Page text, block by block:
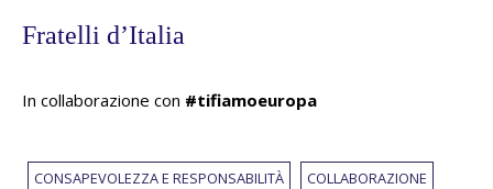
Fratelli d’Italia
In collaborazione con #tifiamoeuropa
CONSAPEVOLEZZA E RESPONSABILITÀ COLLABORAZIONE